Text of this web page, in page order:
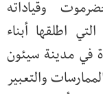
وقياداته
اطلقها أبناء
في مدينة سيئون
والتعبير